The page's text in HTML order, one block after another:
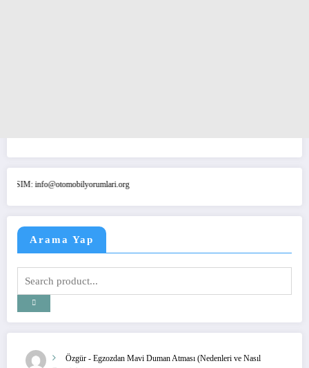
Arama Yap
Özgür - Egzozdan Mavi Duman Atması (Nedenleri ve Nasıl